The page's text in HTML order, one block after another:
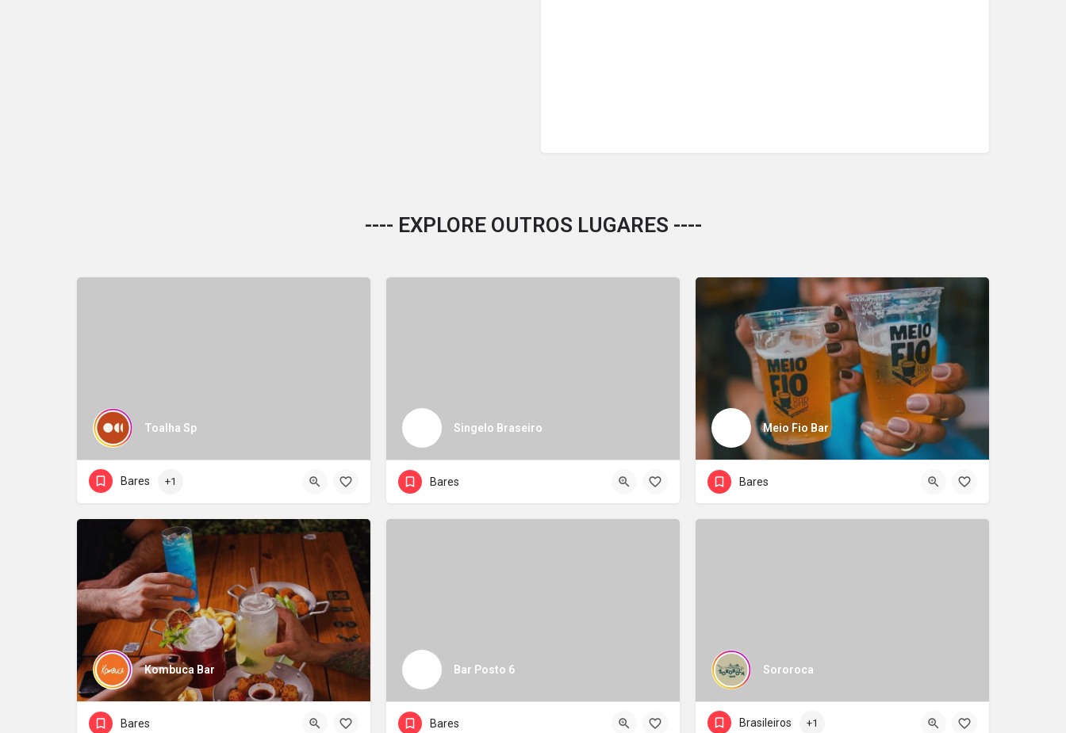
---- EXPLORE OUTROS LUGARES ----
Toalha Sp
Bares +1
Singelo Braseiro
Bares
Meio Fio Bar
Bares
Kombuca Bar
Bares
Bar Posto 6
Bares
Sororoca
Brasileiros +1